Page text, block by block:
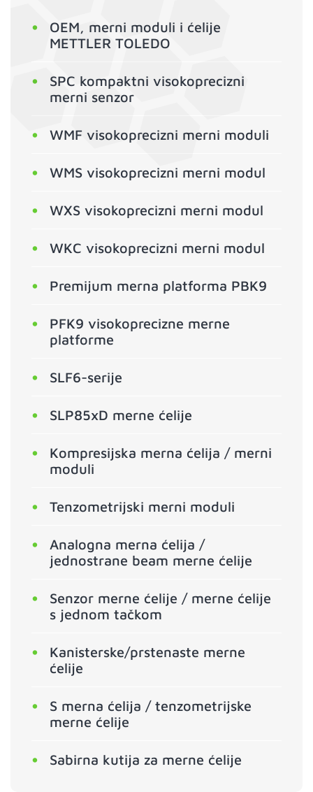
OEM, merni moduli i ćelije
METTLER TOLEDO
SPC kompaktni visokoprecizni
merni senzor
WMF visokoprecizni merni moduli
WMS visokoprecizni merni modul
WXS visokoprecizni merni modul
WKC visokoprecizni merni modul
Premijum merna platforma PBK9
PFK9 visokoprecizne merne
platforme
SLF6-serije
SLP85xD merne ćelije
Kompresijska merna ćelija / merni
moduli
Tenzometrijski merni moduli
Analogna merna ćelija /
jednostrane beam merne ćelije
Senzor merne ćelije / merne ćelije
s jednom tačkom
Kanisterske/prstenaste merne
ćelije
S merna ćelija / tenzometrijske
merne ćelije
Sabirna kutija za merne ćelije